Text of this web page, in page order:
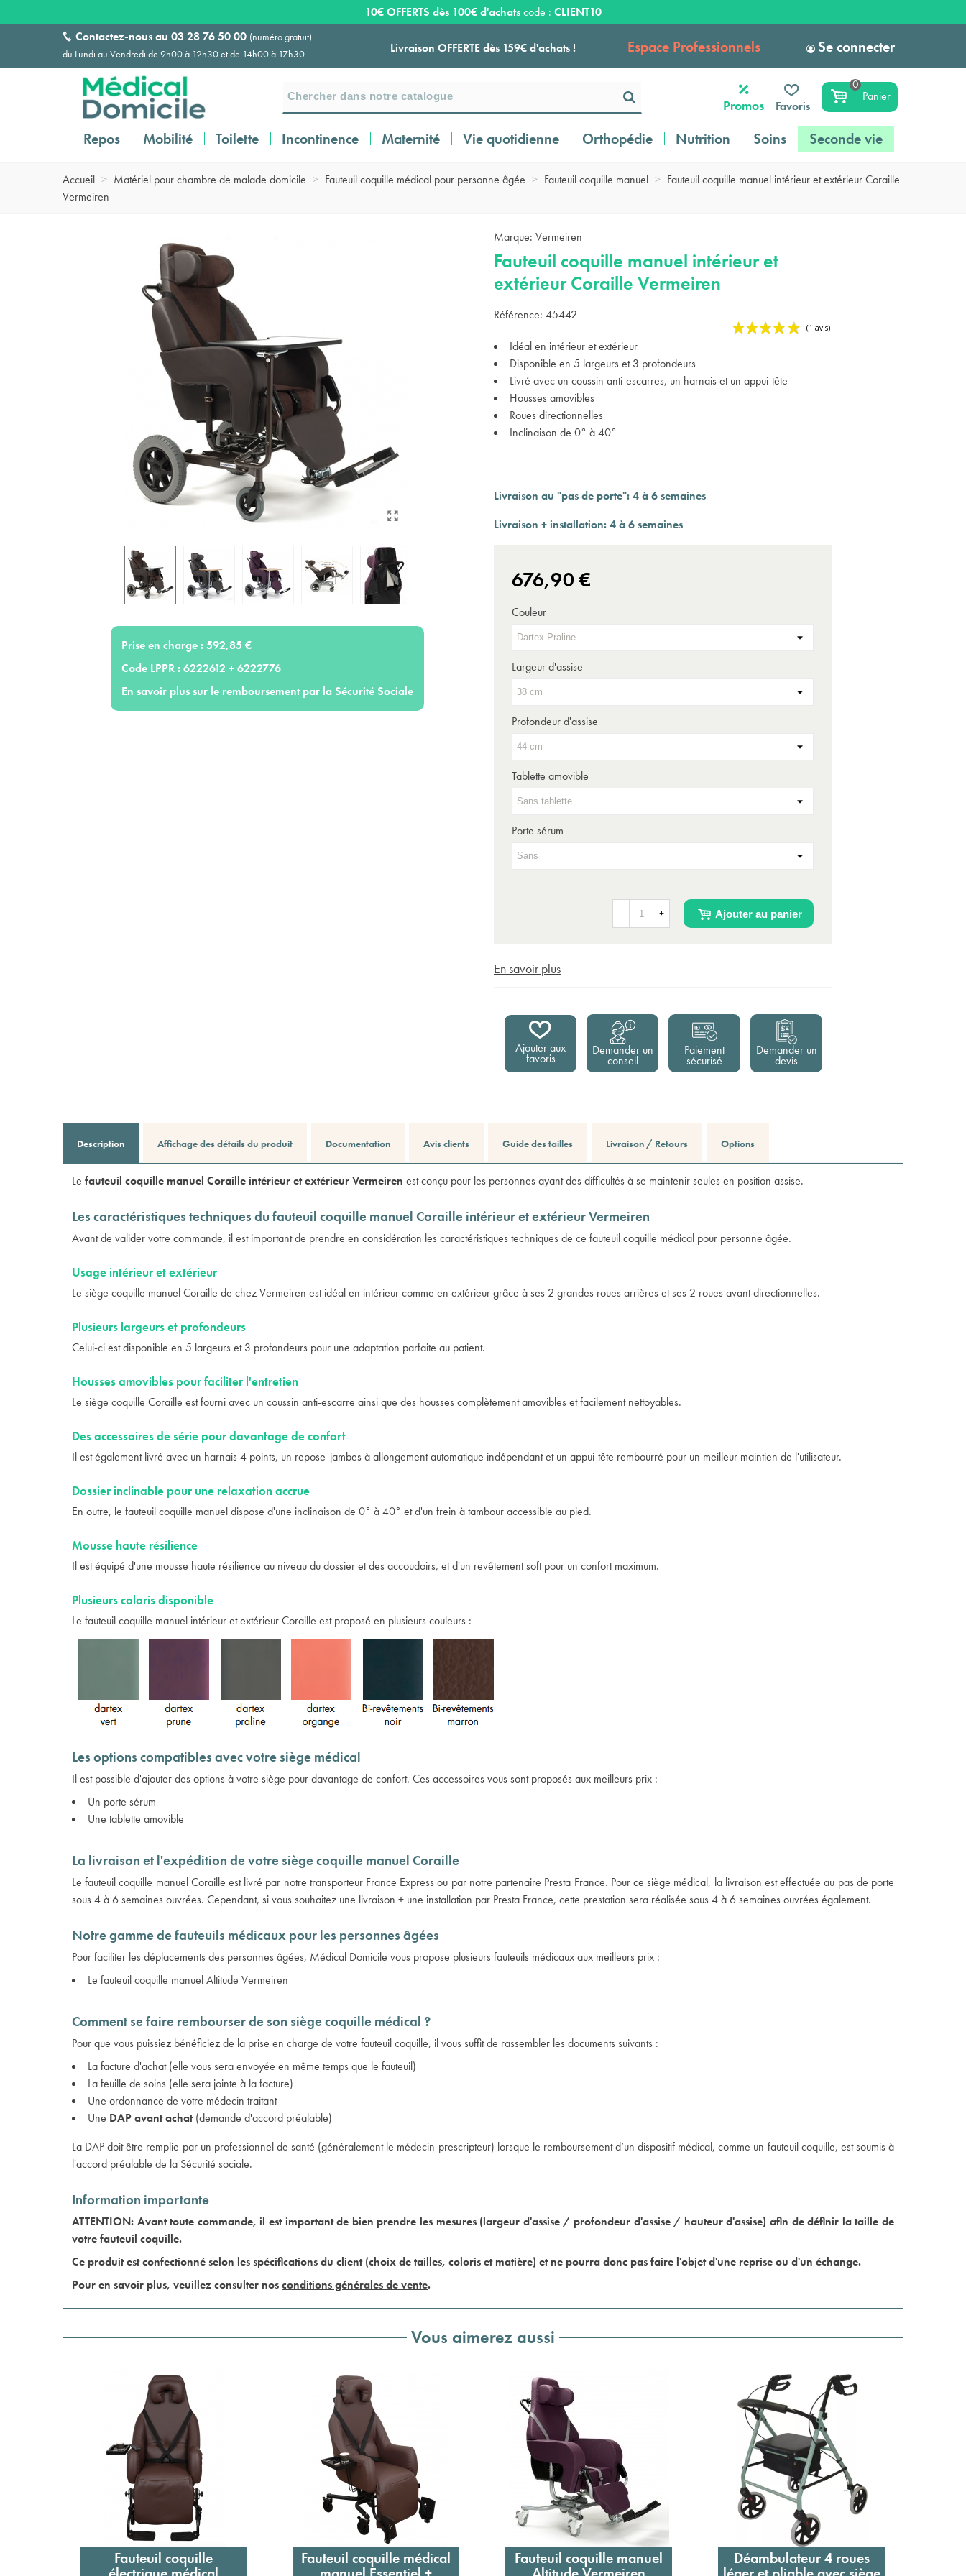
Livraison OFFERTE dès 159€ d'achats !
Payez en 3 ou 4 fois SANS FRAIS à partir de
100€
Payez en 3 ou 4 fois SANS FRAIS à partir de
€
10€ OFFERTS dès 100€ d'achatscode : CLIENT10
Contactez-nous au 03 28 76 50 00 (numéro gratuit)
du Lundi au Vendredi de 9h00 à 12h30 et de 14h00 à 17h30
Espace Professionnels Se connecter
Promos Favoris
0
Panier
Repos Mobilité Toilette Incontinence Maternité Vie quotidienne Orthopédie Nutrition Soins Seconde vie
Accueil > Matériel pour chambre de malade domicile > Fauteuil coquille médical pour personne âgée > Fauteuil coquille manuel > Fauteuil coquille manuel intérieur et extérieur Coraille
Vermeiren
Prise en charge :592,85 €
Code LPPR :6222612 + 6222776
En savoir plus sur le remboursement par la Sécurité Sociale
Marque: Vermeiren
Fauteuil coquille manuel intérieur et
extérieur Coraille Vermeiren
Référence: 45442
Idéal en intérieur et extérieur
Disponible en 5 largeurs et 3 profondeurs
Livré avec un coussin anti-escarres, un harnais et un appui-tête
Housses amovibles
Roues directionnelles
Inclinaison de 0° à 40°
Livraison au "pas de porte": 4 à 6 semaines
Livraison + installation:4 à 6 semaines
676,90 €
- + Ajouter au panier
Couleur
Largeur d'assise
Profondeur d'assise
Tablette amovible
Porte sérum
En savoir plus
Ajouter aux
favoris
Demander un
conseil
Paiement
sécurisé
Demander un
devis
Description Affichage des détails du produit Documentation Avis clients Guide des tailles Livraison / Retours Options
Le fauteuil coquille manuel Coraille intérieur et extérieur Vermeiren est conçu pour les personnes ayant des difficultés à se maintenir seules en position assise.
Les caractéristiques techniques du fauteuil coquille manuel Coraille intérieur et extérieur Vermeiren
Avant de valider votre commande, il est important de prendre en considération les caractéristiques techniques de ce fauteuil coquille médical pour personne âgée.
Usage intérieur et extérieur
Le siège coquille manuel Coraille de chez Vermeiren est idéal en intérieur comme en extérieur grâce à ses 2 grandes roues arrières et ses 2 roues avant directionnelles.
Plusieurs largeurs et profondeurs
Celui-ci est disponible en 5 largeurs et 3 profondeurs pour une adaptation parfaite au patient.
Housses amovibles pour faciliter l'entretien
Le siège coquille Coraille est fourni avec un coussin anti-escarre ainsi que des housses complètement amovibles et facilement nettoyables.
Des accessoires de série pour davantage de confort
Il est également livré avec un harnais 4 points, un repose-jambes à allongement automatique indépendant et un appui-tête rembourré pour un meilleur maintien de l'utilisateur.
Dossier inclinable pour une relaxation accrue
En outre, le fauteuil coquille manueldispose d'une inclinaison de 0° à 40° et d'un frein à tambour accessible au pied.
Mousse haute résilience
Il est équipé d'une mousse haute résilience au niveau du dossier et des accoudoirs, et d'un revêtement soft pour un confort maximum.
Plusieurs coloris disponible
Le fauteuil coquille manuel intérieur et extérieur Coraille est proposé en plusieurs couleurs :
Les options compatibles avec votre siège médical
Il est possible d'ajouter des options à votre siège pour davantage de confort. Ces accessoires vous sont proposés aux meilleurs prix :
Un porte sérum
Une tablette amovible
La livraison et l'expédition de votre siège coquille manuel Coraille
Le fauteuil coquille manuel Coraille est livré par notre transporteur France Express ou par notre partenaire Presta France. Pour ce siège médical, la livraison est effectuée au pas de porte
sous 4 à 6 semaines ouvrées. Cependant, si vous souhaitez une livraison + une installation par Presta France, cette prestation sera réalisée sous 4 à 6 semaines ouvrées également.
Notre gamme de fauteuils médicaux pour les personnes âgées
Pour faciliter les déplacements des personnes âgées, Médical Domicile vous propose plusieurs fauteuils médicaux aux meilleurs prix :
Le fauteuil coquille manuel Altitude Vermeiren
Comment se faire rembourser de son siège coquille médical ?
Pour que vous puissiez bénéficiez de la prise en charge de votre fauteuil coquille, il vous suffit de rassembler les documents suivants :
La facture d'achat (elle vous sera envoyée en même temps que le fauteuil)
La feuille de soins (elle sera jointe à la facture)
Une ordonnance de votre médecin traitant
Une DAP avant achat(demande d'accord préalable)
La DAP doit être remplie par un professionnel de santé (généralement le médecin prescripteur) lorsque le remboursement d’un dispositif médical, comme un fauteuil coquille, est soumis à
l'accord préalable de la Sécurité sociale.
Information importante
ATTENTION: Avant toute commande, il est important de bien prendre les mesures (largeur d'assise / profondeur d'assise / hauteur d'assise) afin de définir la taille de
votre fauteuil coquille.
Ce produit est confectionné selon les spécifications du client (choix de tailles, coloris et matière) et ne pourra donc pas faire l'objet d'une reprise ou d'un échange.
Pour en savoir plus, veuillez consulter nosconditions générales de vente.
Vous aimerez aussi
Ajouter au panier
Fauteuil coquille
Ajouter au panier
Fauteuil coquille médical
Ajouter au panier
Fauteuil coquille manuel
Ajouter au panier
Déambulateur 4 roues